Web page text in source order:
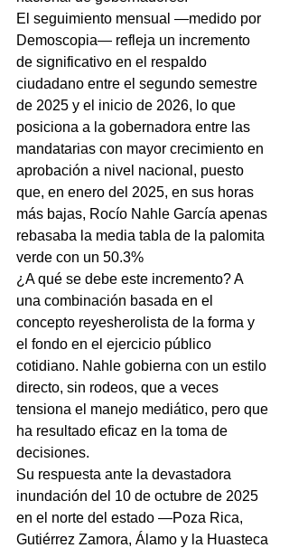
El seguimiento mensual —medido por
Demoscopia— refleja un incremento
de significativo en el respaldo
ciudadano entre el segundo semestre
de 2025 y el inicio de 2026, lo que
posiciona a la gobernadora entre las
mandatarias con mayor crecimiento en
aprobación a nivel nacional, puesto
que, en enero del 2025, en sus horas
más bajas, Rocío Nahle García apenas
rebasaba la media tabla de la palomita
verde con un 50.3%
¿A qué se debe este incremento? A
una combinación basada en el
concepto reyesherolista de la forma y
el fondo en el ejercicio público
cotidiano. Nahle gobierna con un estilo
directo, sin rodeos, que a veces
tensiona el manejo mediático, pero que
ha resultado eficaz en la toma de
decisiones.
Su respuesta ante la devastadora
inundación del 10 de octubre de 2025
en el norte del estado —Poza Rica,
Gutiérrez Zamora, Álamo y la Huasteca